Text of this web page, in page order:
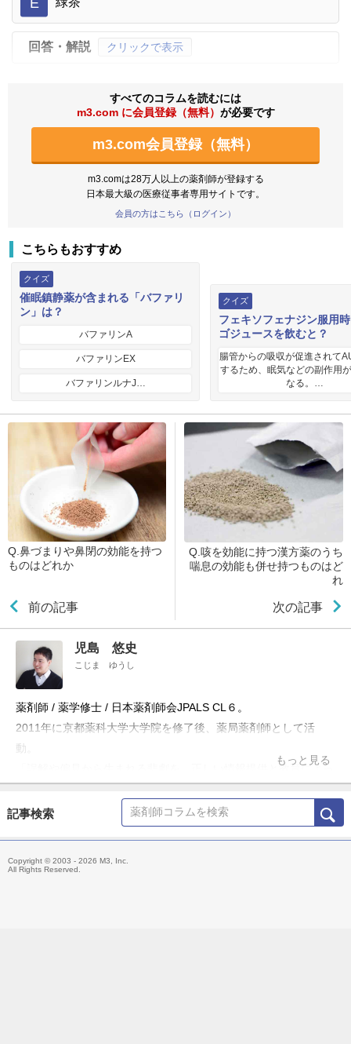
回答・解説 クリックで表示
すべてのコラムを読むには
m3.com に会員登録（無料） が必要です
m3.com会員登録（無料）
m3.comは28万人以上の薬剤師が登録する
日本最大級の医療従事者専用サイトです。
会員の方はこちら（ログイン）
こちらもおすすめ
クイズ
催眠鎮静薬が含まれる「バファリ
ン」は？
バファリンA
バファリンEX
バファリンルナJ…
クイズ
フェキソフェナジン服用
ゴジュースを飲むと？
腸管からの吸収が促進されて
するため、眠気などの副作用
なる。…
Q.鼻づまりや鼻閉の効能を持つ
ものはどれか
前の記事
Q.咳を効能に持つ漢方薬のうち
喘息の効能も併せ持つものはど
れ
次の記事
児島 悠史
こじま ゆうし
薬剤師 / 薬学修士 / 日本薬剤師会JPALS CL６。
2011年に京都薬科大学大学院を修了後、薬局薬剤師として活
動。
「誤解や偏見から生まれる悲劇を、正しい情報提供と教育によっ
Information」やTwitter「@Fizz_DI」を使って科学的根拠に基づ
いた医療情報の発信・共有を行うほか、大学や薬剤師会の研修会
主な著書「薬局ですぐに役立つ薬の比較と使い分け100（羊土
もっと見る
記事検索
Copyright © 2003 - 2026 M3, Inc.
All Rights Reserved.